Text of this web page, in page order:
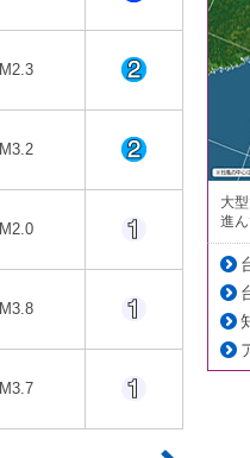
M2.3
M3.2
M2.0
M3.8
M3.7
大
進